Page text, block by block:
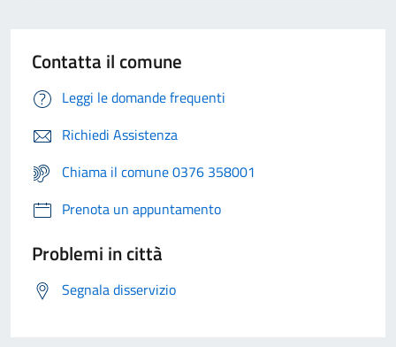
Contatta il comune
Leggi le domande frequenti
Richiedi Assistenza
Chiama il comune 0376 358001
Prenota un appuntamento
Problemi in città
Segnala disservizio